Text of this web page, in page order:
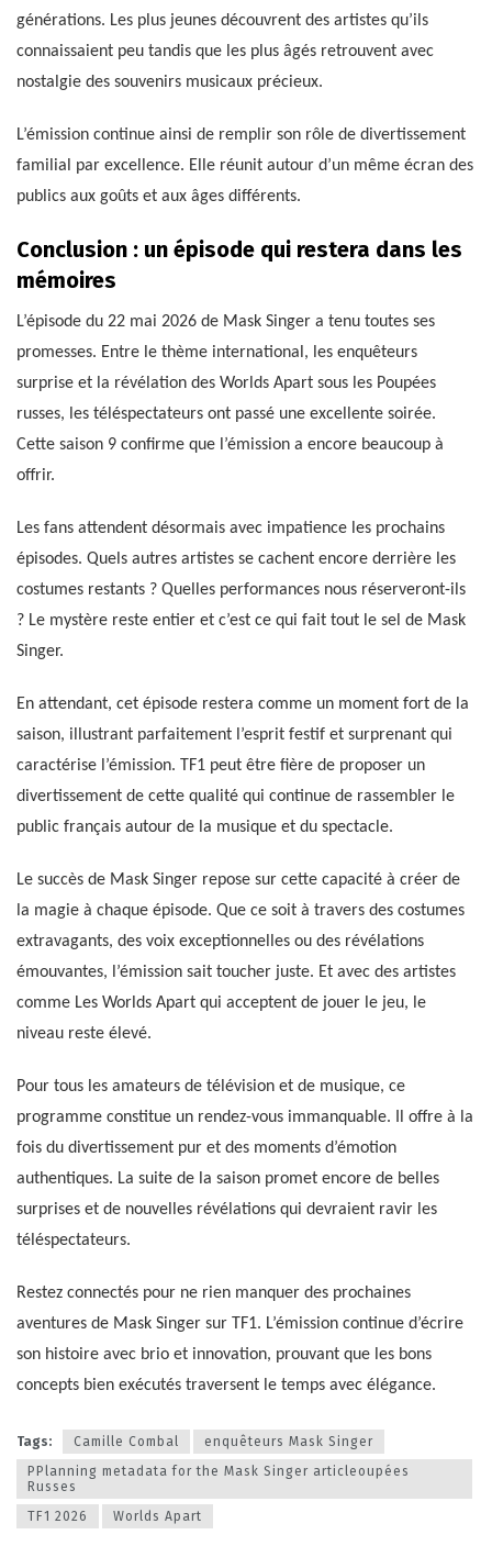
générations. Les plus jeunes découvrent des artistes qu’ils
connaissaient peu tandis que les plus âgés retrouvent avec
nostalgie des souvenirs musicaux précieux.
L’émission continue ainsi de remplir son rôle de divertissement
familial par excellence. Elle réunit autour d’un même écran des
publics aux goûts et aux âges différents.
Conclusion : un épisode qui restera dans les
mémoires
L’épisode du 22 mai 2026 de Mask Singer a tenu toutes ses
promesses. Entre le thème international, les enquêteurs
surprise et la révélation des Worlds Apart sous les Poupées
russes, les téléspectateurs ont passé une excellente soirée.
Cette saison 9 confirme que l’émission a encore beaucoup à
offrir.
Les fans attendent désormais avec impatience les prochains
épisodes. Quels autres artistes se cachent encore derrière les
costumes restants ? Quelles performances nous réserveront-ils
? Le mystère reste entier et c’est ce qui fait tout le sel de Mask
Singer.
En attendant, cet épisode restera comme un moment fort de la
saison, illustrant parfaitement l’esprit festif et surprenant qui
caractérise l’émission. TF1 peut être fière de proposer un
divertissement de cette qualité qui continue de rassembler le
public français autour de la musique et du spectacle.
Le succès de Mask Singer repose sur cette capacité à créer de
la magie à chaque épisode. Que ce soit à travers des costumes
extravagants, des voix exceptionnelles ou des révélations
émouvantes, l’émission sait toucher juste. Et avec des artistes
comme Les Worlds Apart qui acceptent de jouer le jeu, le
niveau reste élevé.
Pour tous les amateurs de télévision et de musique, ce
programme constitue un rendez-vous immanquable. Il offre à la
fois du divertissement pur et des moments d’émotion
authentiques. La suite de la saison promet encore de belles
surprises et de nouvelles révélations qui devraient ravir les
téléspectateurs.
Restez connectés pour ne rien manquer des prochaines
aventures de Mask Singer sur TF1. L’émission continue d’écrire
son histoire avec brio et innovation, prouvant que les bons
concepts bien exécutés traversent le temps avec élégance.
Tags: Camille Combal
enquêteurs Mask Singer
PPlanning metadata for the Mask Singer articleoupées
Russes
TF1 2026
Worlds Apart